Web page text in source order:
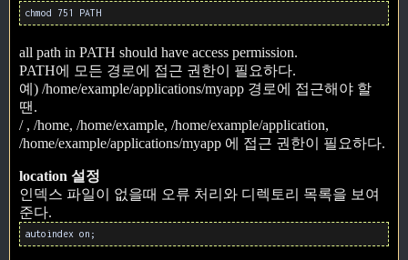
chmod 751 PATH
all path in PATH should have access permission.
PATH에 모든 경로에 접근 권한이 필요하다.
예) /home/example/applications/myapp 경로에 접근해야 할
땐.
/ , /home, /home/example, /home/example/application,
/home/example/applications/myapp 에 접근 권한이 필요하다.
location 설정
인덱스 파일이 없을때 오류 처리와 디렉토리 목록을 보여
준다.
autoindex on;